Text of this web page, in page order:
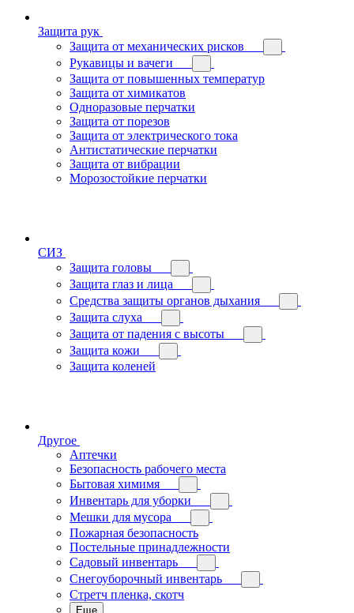
Защита рук
Защита от механических рисков
Рукавицы и вачеги
Защита от повышенных температур
Защита от химикатов
Одноразовые перчатки
Защита от порезов
Защита от электрического тока
Антистатические перчатки
Защита от вибрации
Морозостойкие перчатки
СИЗ
Защита головы
Защита глаз и лица
Средства защиты органов дыхания
Защита слуха
Защита от падения с высоты
Защита кожи
Защита коленей
Другое
Аптечки
Безопасность рабочего места
Бытовая химимя
Инвентарь для уборки
Мешки для мусора
Пожарная безопасность
Постельные принадлежности
Садовый инвентарь
Снегоуборочный инвентарь
Стретч пленка, скотч
Еще